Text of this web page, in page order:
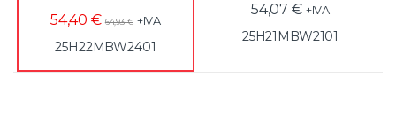
54,40€ 64,93€ +IVA
25H22MBW2401
54,07 € +IVA
25H21MBW2101